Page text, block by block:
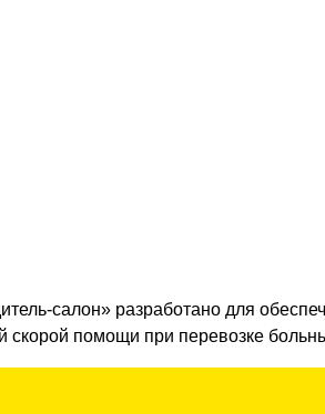
салон» разработано для
скорой помощи при перевозке